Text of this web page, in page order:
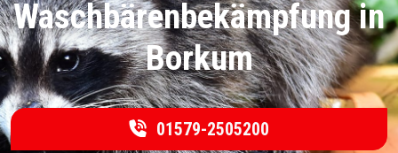
Waschbärenbekämpfung in
Borkum
01579-2505200